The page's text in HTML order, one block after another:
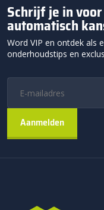
Schrijf je in
automatisch
Word VIP en ontdek als
onderhoudstips en